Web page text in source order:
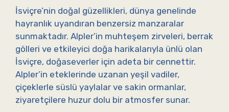
İsviçre’nin doğal güzellikleri, dünya genelinde
hayranlık uyandıran benzersiz manzaralar
sunmaktadır. Alpler’in muhteşem zirveleri, berrak
gölleri ve etkileyici doğa harikalarıyla ünlü olan
İsviçre, doğaseverler için adeta bir cennettir.
Alpler’in eteklerinde uzanan yeşil vadiler,
çiçeklerle süslü yaylalar ve sakin ormanlar,
ziyaretçilere huzur dolu bir atmosfer sunar.